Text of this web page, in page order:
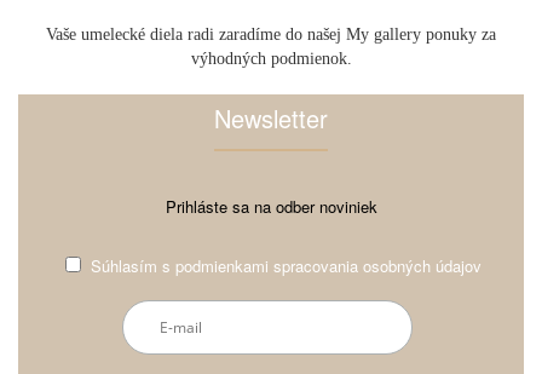
Vaše umelecké diela radi zaradíme do našej My gallery ponuky za
výhodných podmienok.
Newsletter
Prihláste sa na odber noviniek
Súhlasím s podmienkami spracovania osobných údajov